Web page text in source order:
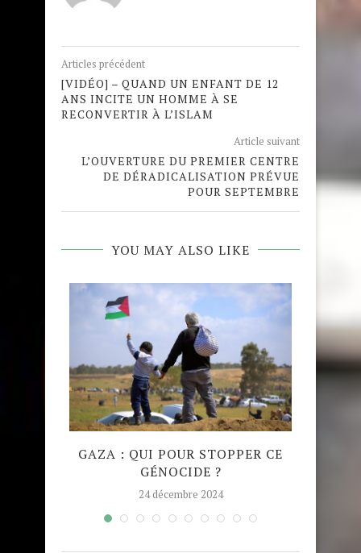
Articles précédent
[VIDÉO] – QUAND UN ENFANT DE 12
ANS INCITE UN HOMME À SE
RECONVERTIR À L’ISLAM
Article suivant
L’OUVERTURE DU PREMIER CENTRE
DE DÉRADICALISATION PRÉVUE
POUR SEPTEMBRE
YOU MAY ALSO LIKE
GAZA : QUI POUR STOPPER CE
GÉNOCIDE ?
24 décembre 2024